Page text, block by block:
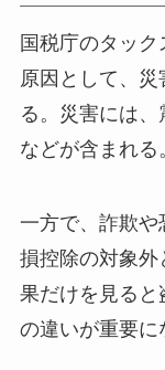
国税庁のタッ
原因として、
る。災害には
などが含まれる
一方で、詐欺
損控除の対象
果だけを見ると
の違いが重要に